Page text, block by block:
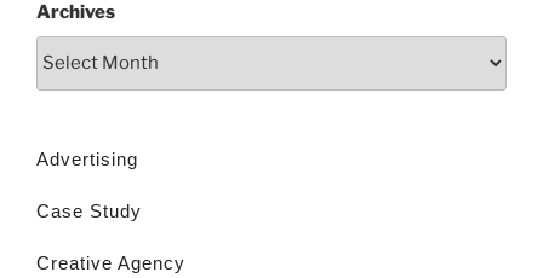
Archives
Advertising
Case Study
Creative Agency